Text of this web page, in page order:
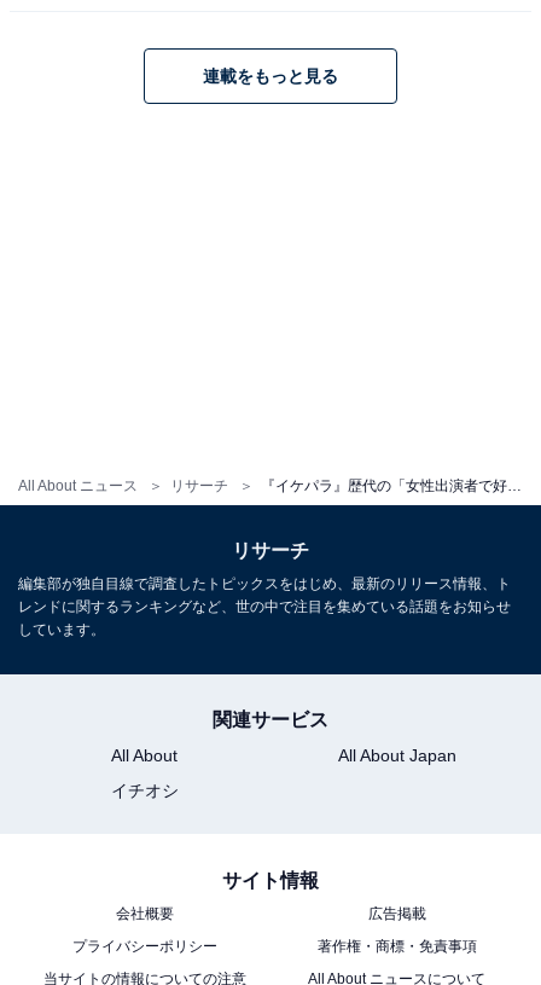
All About ニュース リサーチ
1 2
連載をもっと見る
リサーチ
編集部が独自目線で調査したトピックスをはじめ、最新のリリース情報、ト
レンドに関するランキングなど、世の中で注目を集めている話題をお知らせ
しています。
関連サービス
All About
All About Japan
イチオシ
サイト情報
会社概要
広告掲載
プライバシーポリシー
著作権・商標・免責事項
当サイトの情報についての注意
All About ニュースについて